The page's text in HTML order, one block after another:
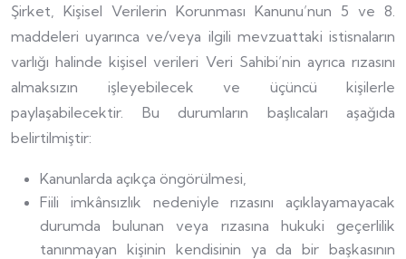
Şirket, Kişisel Verilerin Korunması Kanunu’nun 5 ve 8.
maddeleri uyarınca ve/veya ilgili mevzuattaki istisnaların
varlığı halinde kişisel verileri Veri Sahibi’nin ayrıca rızasını
almaksızın işleyebilecek ve üçüncü kişilerle
paylaşabilecektir. Bu durumların başlıcaları aşağıda
belirtilmiştir:
Kanunlarda açıkça öngörülmesi,
Fiili imkânsızlık nedeniyle rızasını açıklayamayacak
durumda bulunan veya rızasına hukuki geçerlilik
tanınmayan kişinin kendisinin ya da bir başkasının